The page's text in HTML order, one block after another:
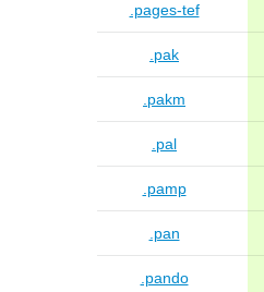
.pages-tef
.pak
.pakm
.pal
.pamp
.pan
.pando